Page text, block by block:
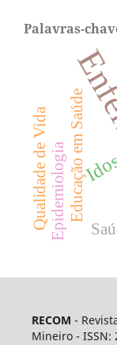
Palavras-
Educação em Saúde
Epidemiologia
Qualidade de Vida
RECOM -
Mineiro - ISSN: